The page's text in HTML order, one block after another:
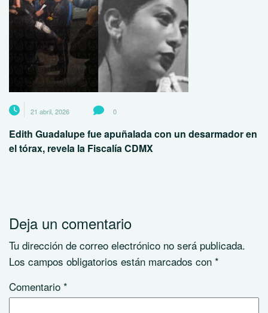
21 abril, 2026 0
Edith Guadalupe fue apuñalada con un desarmador en
el tórax, revela la Fiscalía CDMX
Deja un comentario
Tu dirección de correo electrónico no será publicada.
Los campos obligatorios están marcados con *
Comentario *